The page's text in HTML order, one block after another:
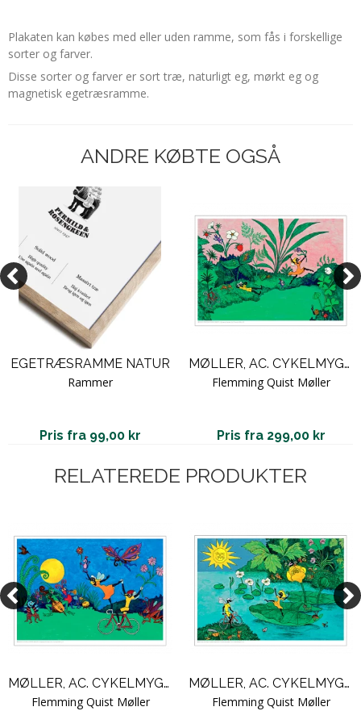
Plakaten kan købes med eller uden ramme, som fås i forskellige
sorter og farver.
Disse sorter og farver er sort træ, naturligt eg, mørkt eg og
magnetisk egetræsramme.
ANDRE KØBTE OGSÅ
EGETRÆSRAMME NATUR
Rammer
Pris fra 99,00 kr
MØLLER, AC. CYKELMYGGEN & DANSEMYGGEN #13
Flemming Quist Møller
Pris fra 299,00 kr
RELATEREDE PRODUKTER
MØLLER, AC. CYKELMYGGEN & DANSEMYGGEN #19
Flemming Quist Møller
MØLLER, AC. CYKELMYGGEN & DANSEMYGGEN #9
Flemming Quist Møller